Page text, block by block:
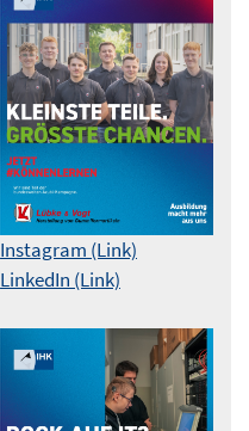
Instagram (Link)
LinkedIn (Link)